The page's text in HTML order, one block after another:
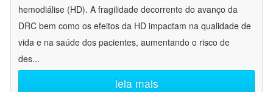
hemodiálise (HD). A fragilidade decorrente do avanço da
DRC bem como os efeitos da HD impactam na qualidade de
vida e na saúde dos pacientes, aumentando o risco de
des...
leia mais